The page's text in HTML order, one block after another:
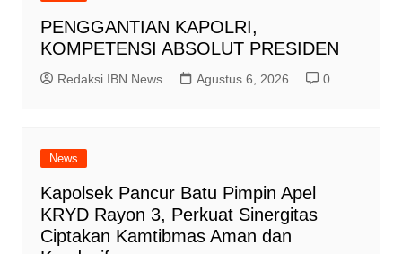
PENGGANTIAN KAPOLRI,
KOMPETENSI ABSOLUT PRESIDEN
Redaksi IBN News Agustus 6, 2026 0
News
Kapolsek Pancur Batu Pimpin Apel
KRYD Rayon 3, Perkuat Sinergitas
Ciptakan Kamtibmas Aman dan